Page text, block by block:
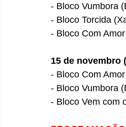
- Bloco Vumbora
- Bloco Torcida
- Bloco Com
15 de novembro
- Bloco Com
- Bloco Vumbora
- Bloco Vem com